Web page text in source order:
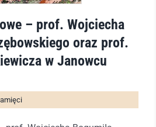
– prof. Wojciecha
oraz prof.
w Janowcu